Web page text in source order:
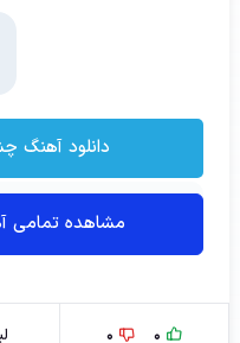
دانلود آهنگ
مشاهده تمامی
0
0